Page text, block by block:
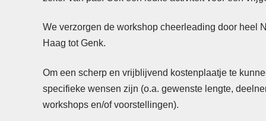
We verzorgen de workshop cheerleading door heel
Haag tot Genk.
Om een scherp en vrijblijvend kostenplaatje te
specifieke wensen zijn (o.a. gewenste lengte,
workshops en/of voorstellingen).